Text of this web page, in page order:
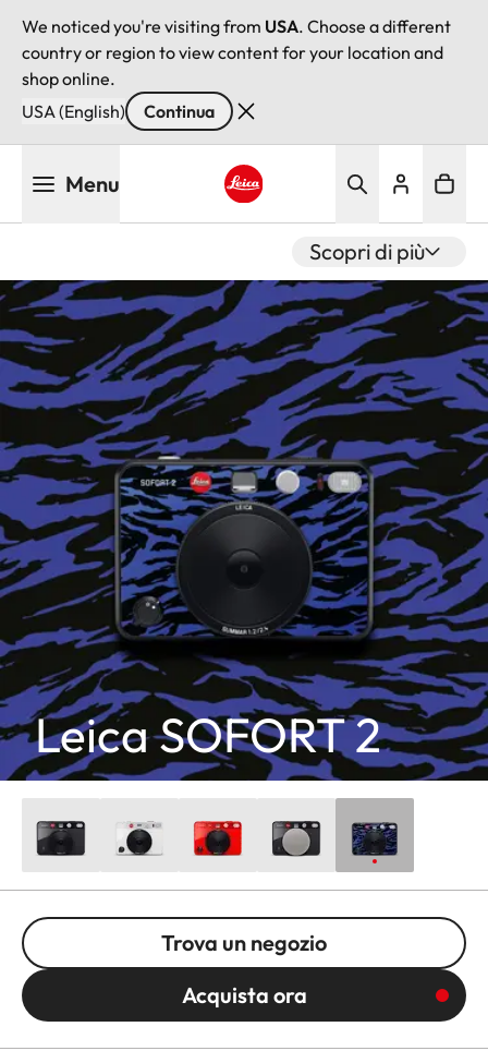
We noticed you're visiting from USA. Choose a different
country or region to view content for your location and
shop online.
USA (English)
Continua
Menu
Scopri di più
Leica SOFORT 2
Trova un negozio
Acquista ora